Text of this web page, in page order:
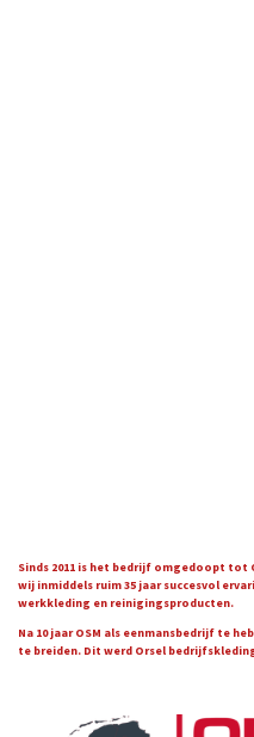
Sinds 2011 is het bedrijf omgedoopt tot
wij inmiddels ruim 35 jaar succesvol
werkkleding en reinigingsproducten.
Na 10 jaar OSM als eenmansbedrijf te
te breiden. Dit werd Orsel